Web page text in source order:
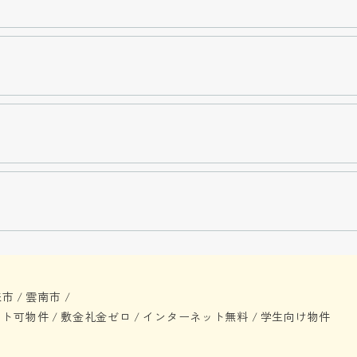
/ 雲南市 /
可物件 / 敷金礼金ゼロ / インターネット無料 / 学生向け物件